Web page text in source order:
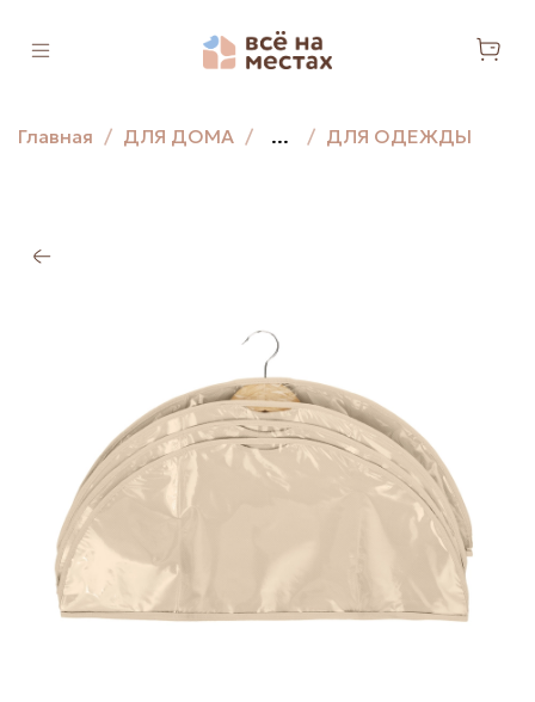
Главная ДЛЯ ДОМА ... ДЛЯ ОДЕЖДЫ